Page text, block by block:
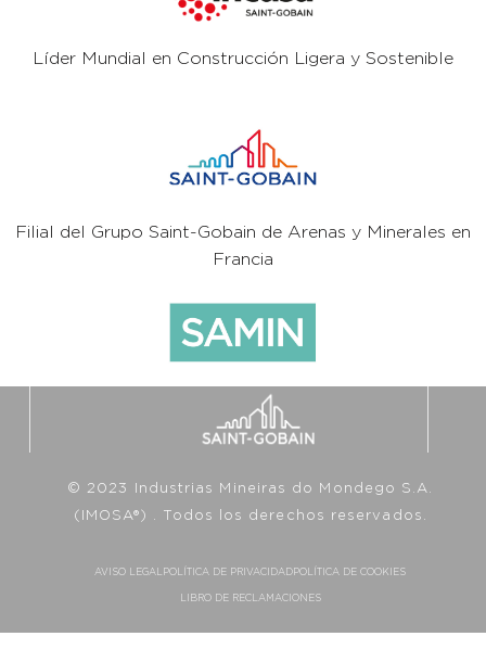
Líder Mundial en Construcción Ligera y Sostenible
Filial del Grupo Saint-Gobain de Arenas y Minerales en
Francia
© 2023 Industrias Mineiras do Mondego S.A.
(IMOSA®) . Todos los derechos reservados.
AVISO LEGAL POLÍTICA DE PRIVACIDADPOLÍTICA DE COOKIES
LIBRO DE RECLAMACIONES